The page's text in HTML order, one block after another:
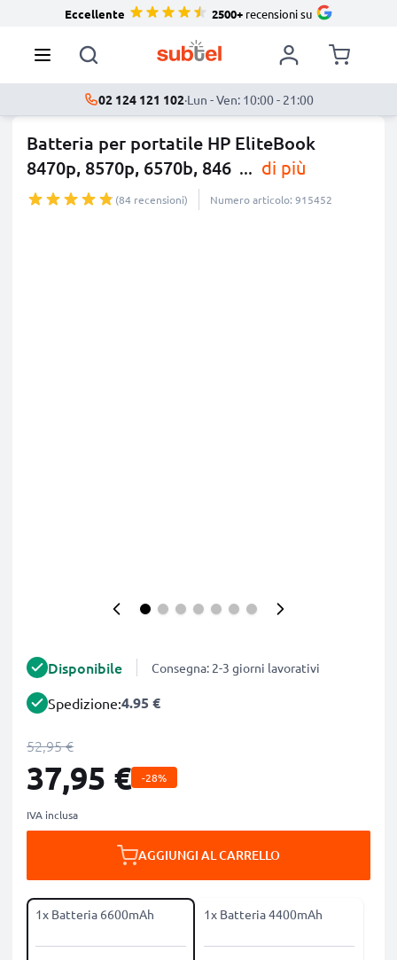
Eccellente 2500+recensioni su
02 124 121 102·Lun - Ven: 10:00 - 21:00
Batteria per portatile HP EliteBook
8470p, 8570p, 6570b, 846 ... di più
(84 recensioni) Numero articolo: 915452
Disponibile Consegna: 2-3 giorni lavorativi
Spedizione:4.95 €
52,95 €
37,95 € -28%
IVA inclusa
AGGIUNGI AL CARRELLO
1x Batteria 6600mAh 1x Batteria 4400mAh